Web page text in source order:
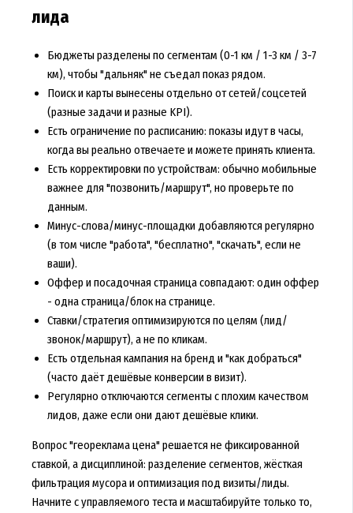
лида
Бюджеты разделены по сегментам (0-1 км / 1-3 км / 3-7
км), чтобы "дальняк" не съедал показ рядом.
Поиск и карты вынесены отдельно от сетей/соцсетей
(разные задачи и разные KPI).
Есть ограничение по расписанию: показы идут в часы,
когда вы реально отвечаете и можете принять клиента.
Есть корректировки по устройствам: обычно мобильные
важнее для "позвонить/маршрут", но проверьте по
данным.
Минус-слова/минус-площадки добавляются регулярно
(в том числе "работа", "бесплатно", "скачать", если не
ваши).
Оффер и посадочная страница совпадают: один оффер
- одна страница/блок на странице.
Ставки/стратегия оптимизируются по целям (лид/
звонок/маршрут), а не по кликам.
Есть отдельная кампания на бренд и "как добраться"
(часто даёт дешёвые конверсии в визит).
Регулярно отключаются сегменты с плохим качеством
лидов, даже если они дают дешёвые клики.
Вопрос "геореклама цена" решается не фиксированной
ставкой, а дисциплиной: разделение сегментов, жёсткая
фильтрация мусора и оптимизация под визиты/лиды.
Начните с управляемого теста и масштабируйте только то,